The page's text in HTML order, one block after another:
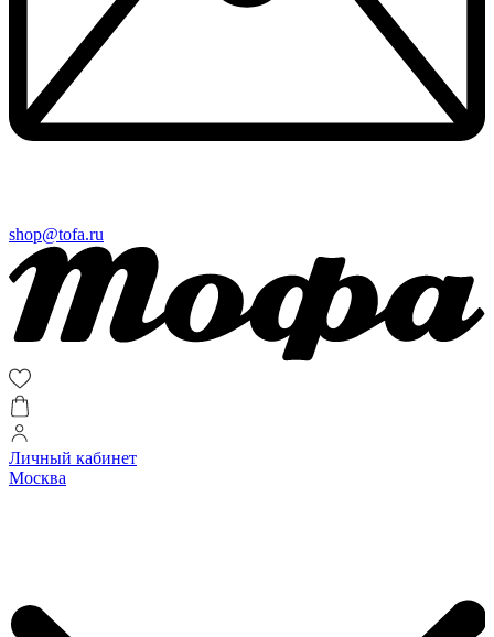
shop@tofa.ru
Личный кабинет
Москва